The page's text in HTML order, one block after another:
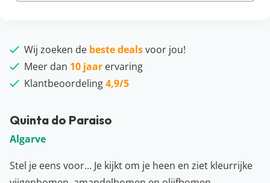
Quinta do Paraiso
Algarve
Stel je eens voor… Je kijkt om je heen en ziet kleurrijke
Wij zoeken de beste dealsvoor jou!
Meer dan 10 jaar ervaring
Klantbeoordeling4,9/5